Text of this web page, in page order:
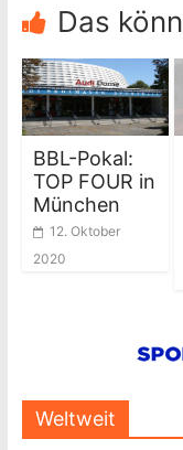
Das
BBL-Pokal:
TOP FOUR in
München
12. Oktober
2020
Weltweit